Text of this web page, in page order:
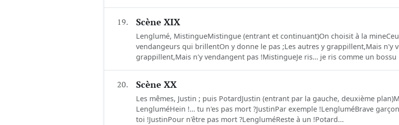
19. Scène XIX
Lenglumé, MistingueMistingue (entrant et continuant)On choisit à la
vendangeurs qui brillentOn y donne le pas ;Les autres y grappillent,Mais n'y
grappillent,Mais n'y vendangent pas !MistingueJe ris… je ris comme un bossu
20. Scène XX
Les mêmes, Justin ; puis PotardJustin (entrant par la gauche, deuxième
LengluméHein !… tu n'es pas mort ?JustinPar exemple !LengluméBrave
toi !JustinPour n'être pas mort ?LengluméReste à un !Potard...